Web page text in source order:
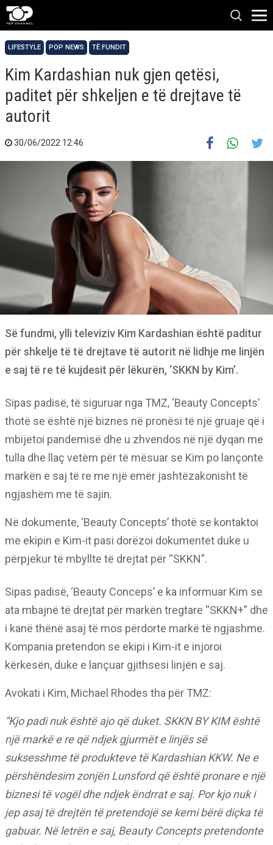
LIFESTYLE POP NEWS TË FUNDIT
Kim Kardashian nuk gjen qetësi,
paditet për shkeljen e të drejtave të
autorit
30/06/2022 12:46
Së fundmi, ylli televiziv Kim Kardashian është paditur
për shkelje të të drejtave të autorit në lidhje me linjën
e saj të re të kujdesit për lëkurën, ‘SKKN by Kim’.
Sipas padisë, të siguruar nga TMZ, ‘Beauty Concepts’
thotë se është një biznes në pronësi të një gruaje që i
mbijetoi pandemisë dhe u zhvendos në një dyqan me
tulla dhe llaç vetëm për të mësuar se Kim po lançonte
markën e saj të re me një emër jashtëzakonisht të
ngjashëm me të sajin.
Në dokumente, ‘Beauty Concepts’ thotë se kontaktoi
me ekipin e Kim-it pasi dorëzoi dokumentet duke u
përpjekur të mbyllte të drejtat për “SKKN”.
Sipas padisë, ‘Beauty Conceps’ e ka informuar Kim se
ata mbajnë të drejtat për markën tregtare “SKKN+” dhe
i kanë thënë asaj të mos përdorte markë të ngjashme.
Kompania pretendon se ekipi i Kim-it e injoroi
kërkesën, duke e lançuar gjithsesi linjën e saj.
Avokati i Kim, Michael Rhodes tha për TMZ:
“Kjo padi nuk është ajo që duket. SKKN BY KIM është
një markë e re që ndjek gjurmët e linjës së
suksesshme të produkteve të Kardashian KKW. Ne e
përshëndesim zonjën Lunsford që është pronare e një
biznesi të vogël dhe ndjek ëndrrat e saj. Por kjo nuk i
jep asaj të drejtën të pretendojë se kemi bërë diçka të
gabuar. Në letrën e saj, Beauty Concepts pretendonte